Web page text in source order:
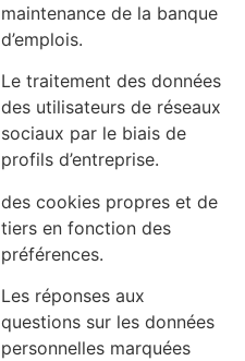
maintenance de la banque
d’emplois.
Le traitement des données
des utilisateurs de réseaux
sociaux par le biais de
profils d’entreprise.
des cookies propres et de
tiers en fonction des
préférences.
Les réponses aux
questions sur les données
personnelles marquées